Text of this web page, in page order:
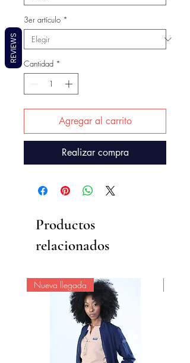
3er artículo *
Cantidad *
Agregar al carrito
Realizar compra
Productos
relacionados
Nueva llegada
REVIEWS